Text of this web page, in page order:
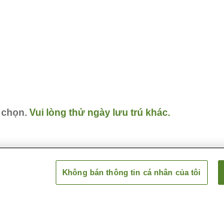
Vui lòng thử ngày lưu trú khác.
Không bán thông tin cá nhân của tôi